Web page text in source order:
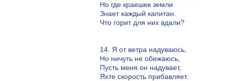
Но где краешек земли
Знает каждый капитан.
Что горит для них вдали?
14. Я от ветра надуваюсь,
Но ничуть не обижаюсь,
Пусть меня он надувает,
Яхте скорость прибавляет.